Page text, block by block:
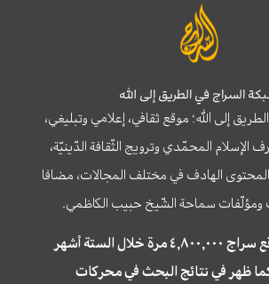
السراج في الطريق إلى الله
إلى الله؛ موقع ثقافي، إعلامي وتبليغي،
المحمّدي وترويج الثّقافة الدّينيّة،
الهادف في مختلف المجالات، مضافا
ومؤلّفات سماحة الشّيخ حبيب الكاظمي.
تمّت زيارة موقع سراج ٤,٨٠٠,٠٠٠ مرة خلال الستة أشهر
ظهر في نتائج البحث في محركات